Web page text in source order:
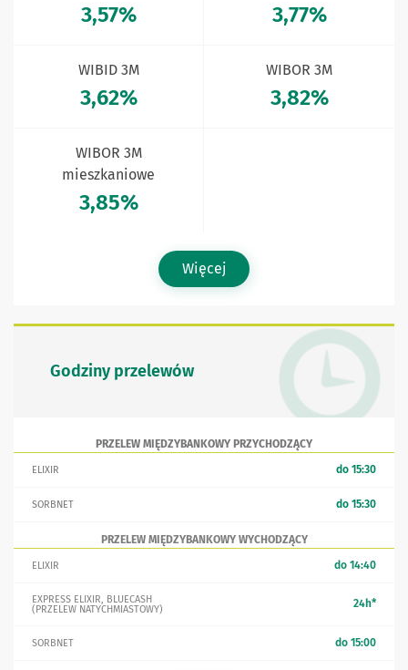
3,57% 3,77%
WIBID 3M
3,62%
WIBOR 3M
3,82%
WIBOR 3M
mieszkaniowe
3,85%
Więcej
Godziny przelewów
PRZELEW MIĘDZYBANKOWY PRZYCHODZĄCY
ELIXIR do 15:30
SORBNET do 15:30
PRZELEW MIĘDZYBANKOWY WYCHODZĄCY
ELIXIR do 14:40
EXPRESS ELIXIR, BLUECASH
(PRZELEW NATYCHMIASTOWY)
24h*
SORBNET do 15:00